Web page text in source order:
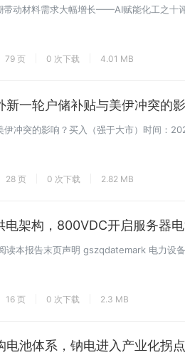
带动材料需求大幅增长——AI赋能化工之十
79 页 0 次下载 4.01 MB
新一轮户储补贴与美伊冲突的
冲突的影响？买入（强于大市）时间：
28 页 0 次下载 2.82 MB
电架构，800VDC开启服务器
读本报告末页声明 gszqdatemark 电力设
16 页 0 次下载 2.3 MB
电池体系，钠电进入产业化拐点